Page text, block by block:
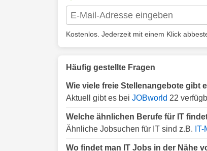
Kostenlos. Jederzeit mit einem Klick
Häufig gestellte Fragen
Wie viele freie Stellenangebote gibt
Aktuell gibt es bei JOBworld 22
Welche ähnlichen Berufe für IT
Ähnliche Jobsuchen für IT sind z.B.
Wo findet man IT Jobs in der Nähe